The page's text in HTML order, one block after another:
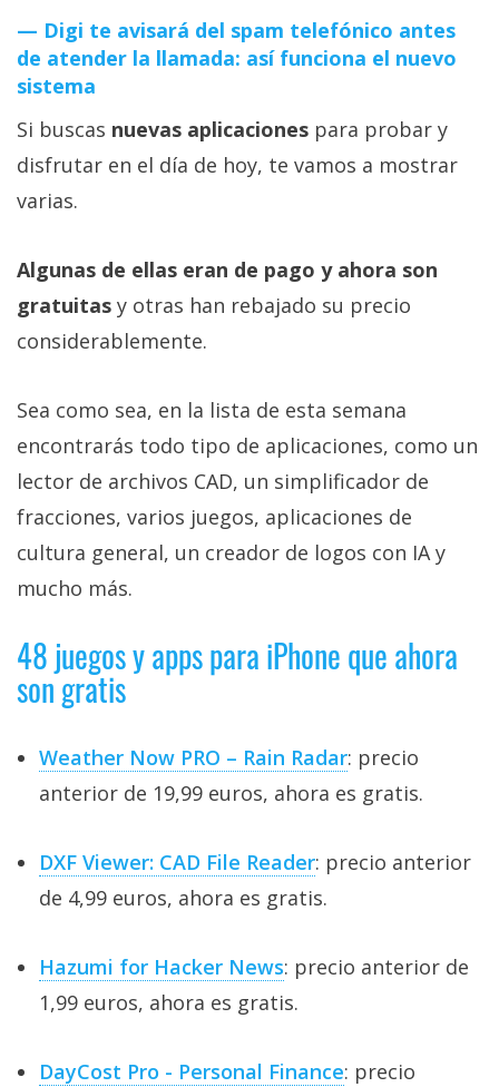
Digi te avisará del spam telefónico antes
de atender la llamada: así funciona el nuevo
sistema
Si buscas nuevas aplicaciones para probar y
disfrutar en el día de hoy, te vamos a mostrar
varias.
Algunas de ellas eran de pago y ahora son
gratuitas y otras han rebajado su precio
considerablemente.
Sea como sea, en la lista de esta semana
encontrarás todo tipo de aplicaciones, como un
lector de archivos CAD, un simplificador de
fracciones, varios juegos, aplicaciones de
cultura general, un creador de logos con IA y
mucho más.
48 juegos y apps para iPhone que ahora
son gratis
Weather Now PRO – Rain Radar: precio
anterior de 19,99 euros, ahora es gratis.
DXF Viewer: CAD File Reader: precio anterior
de 4,99 euros, ahora es gratis.
Hazumi for Hacker News: precio anterior de
1,99 euros, ahora es gratis.
DayCost Pro - Personal Finance: precio